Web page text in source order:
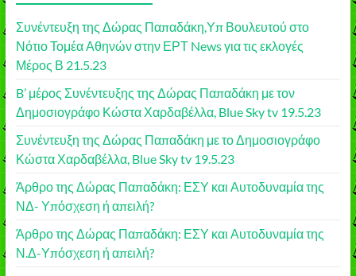
Συνέντευξη της Δώρας Παπαδάκη,Υπ Βουλευτού στο
Νότιο Τομέα Αθηνών στην ΕΡΤ News για τις εκλογές
Μέρος Β 21.5.23
B’ μέρος Συνέντευξης της Δώρας Παπαδάκη με τον
Δημοσιογράφο Κώστα Χαρδαβέλλα, Blue Sky tv 19.5.23
Συνέντευξη της Δώρας Παπαδάκη με το Δημοσιογράφο
Κώστα Χαρδαβέλλα, Blue Sky tv 19.5.23
Άρθρο της Δώρας Παπαδάκη: ΕΣΥ και Αυτοδυναμία της
ΝΔ- Υπόσχεση ή απειλή?
Άρθρο της Δώρας Παπαδάκη: ΕΣΥ και Αυτοδυναμία της
Ν.Δ-Υπόσχεση ή απειλή?